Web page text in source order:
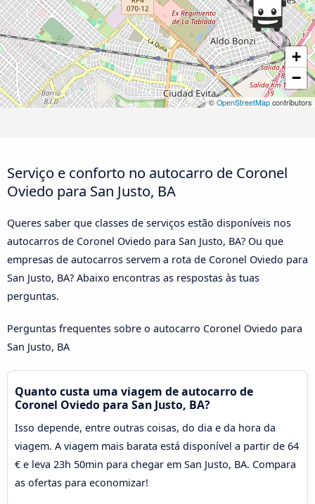
+
−
© OpenStreetMap contributors
Serviço e conforto no autocarro de Coronel
Oviedo para San Justo, BA
Queres saber que classes de serviços estão disponíveis nos
autocarros de Coronel Oviedo para San Justo, BA? Ou que
empresas de autocarros servem a rota de Coronel Oviedo para
San Justo, BA? Abaixo encontras as respostas às tuas
perguntas.
Perguntas frequentes sobre o autocarro Coronel Oviedo para
San Justo, BA
Quanto custa uma viagem de autocarro de
Coronel Oviedo para San Justo, BA?
Isso depende, entre outras coisas, do dia e da hora da
viagem. A viagem mais barata está disponível a partir de 64
€ e leva 23h 50min para chegar em San Justo, BA. Compara
as ofertas para economizar!